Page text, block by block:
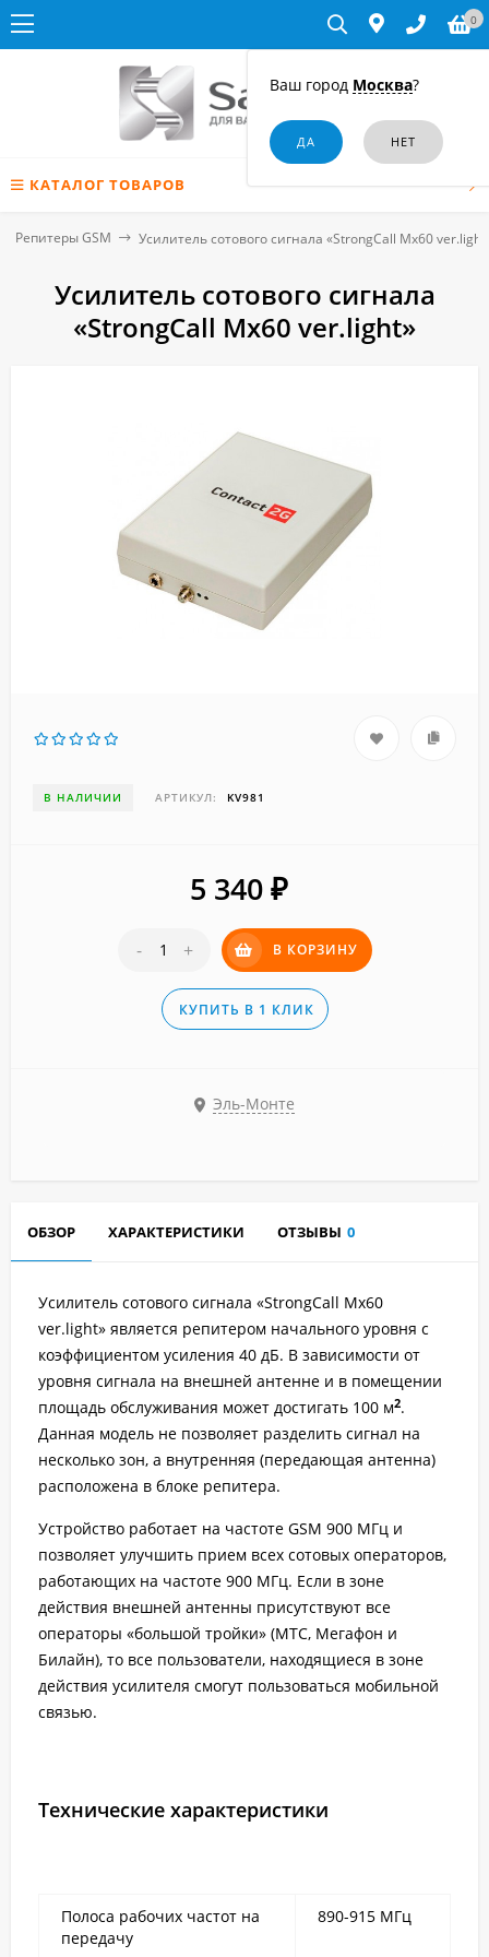
Ваш город Москва?
0
КАТАЛОГ ТОВАРОВ
Репитеры GSM Усилитель сотового сигнала «StrongCall Mx60
Усилитель сотового сигнала
«StrongCall Mx60 ver.light»
В НАЛИЧИИ АРТИКУЛ: KV981
5 340 ₽
- + В КОРЗИНУ
КУПИТЬ В 1 КЛИК
Эль-Монте
ОБЗОР ХАРАКТЕРИСТИКИ ОТЗЫВЫ 0
Усилитель сотового сигнала «StrongCall Mx60
ver.light» является репитером начального уровня с
коэффициентом усиления 40 дБ. В зависимости от
уровня сигнала на внешней антенне и в помещении
площадь обслуживания может достигать 100 м2.
Данная модель не позволяет разделить сигнал на
несколько зон, а внутренняя (передающая антенна)
расположена в блоке репитера.
Устройство работает на частоте GSM 900 МГц и
позволяет улучшить прием всех сотовых операторов,
работающих на частоте 900 МГц. Если в зоне
действия внешней антенны присутствуют все
операторы «большой тройки» (МТС, Мегафон и
Билайн), то все пользователи, находящиеся в зоне
действия усилителя смогут пользоваться мобильной
связью.
Технические характеристики
Полоса рабочих частот на
передачу
890-915 МГц